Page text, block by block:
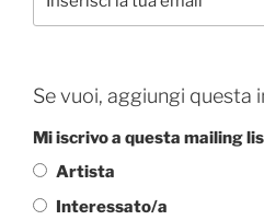
Se vuoi, aggiungi questa
Mi iscrivo a questa mailing
Artista
Interessato/a